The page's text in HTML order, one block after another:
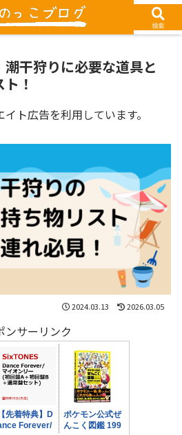
潮干狩りに必要な道具と
！
ト広告を利用しています。
2024.03.13 2026.03.05
ンサーリンク
検索